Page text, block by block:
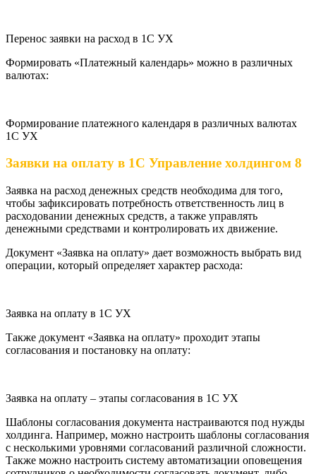
Перенос заявки на расход в 1С УХ
Формировать «Платежный календарь» можно в различных
валютах:
Формирование платежного календаря в различных валютах
1С УХ
Заявки на оплату в 1С Управление холдингом 8
Заявка на расход денежных средств необходима для того,
чтобы зафиксировать потребность ответственность лиц в
расходовании денежных средств, а также управлять
денежными средствами и контролировать их движение.
Документ «Заявка на оплату» дает возможность выбрать вид
операции, который определяет характер расхода:
Заявка на оплату в 1С УХ
Также документ «Заявка на оплату» проходит этапы
согласования и постановку на оплату:
Заявка на оплату – этапы согласования в 1С УХ
Шаблоны согласования документа настраиваются под нужды
холдинга. Например, можно настроить шаблоны согласования
с несколькими уровнями согласований различной сложности.
Также можно настроить систему автоматизации оповещения